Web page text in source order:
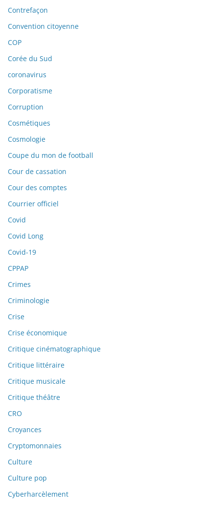
Contrefaçon
Convention citoyenne
COP
Corée du Sud
coronavirus
Corporatisme
Corruption
Cosmétiques
Cosmologie
Coupe du mon de football
Cour de cassation
Cour des comptes
Courrier officiel
Covid
Covid Long
Covid-19
CPPAP
Crimes
Criminologie
Crise
Crise économique
Critique cinématographique
Critique littéraire
Critique musicale
Critique théâtre
CRO
Croyances
Cryptomonnaies
Culture
Culture pop
Cyberharcèlement